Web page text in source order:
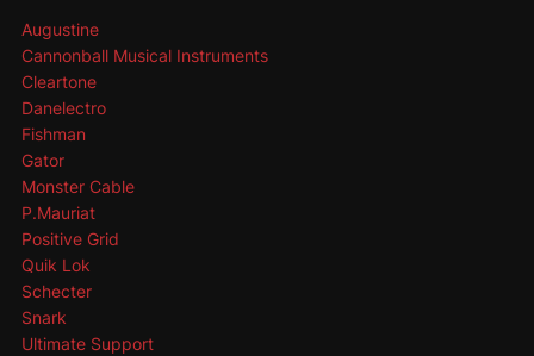
Augustine
Cannonball Musical Instruments
Cleartone
Danelectro
Fishman
Gator
Monster Cable
P.Mauriat
Positive Grid
Quik Lok
Schecter
Snark
Ultimate Support